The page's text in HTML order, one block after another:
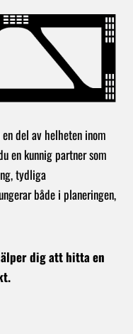
del av helheten inom
en kunnig partner som
tydliga
både i planeringen,
dig att hitta en